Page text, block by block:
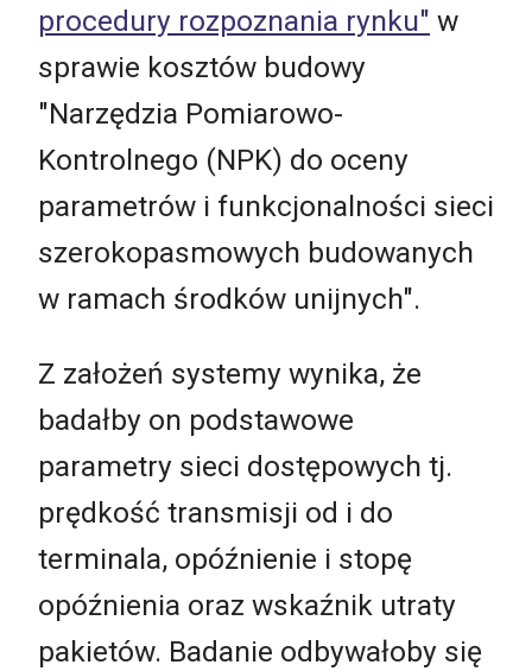
procedury rozpoznania rynku" w
sprawie kosztów budowy
"Narzędzia Pomiarowo-
Kontrolnego (NPK) do oceny
parametrów i funkcjonalności sieci
szerokopasmowych budowanych
w ramach środków unijnych".
Z założeń systemy wynika, że
badałby on podstawowe
parametry sieci dostępowych tj.
prędkość transmisji od i do
terminala, opóźnienie i stopę
opóźnienia oraz wskaźnik utraty
pakietów. Badanie odbywałoby się